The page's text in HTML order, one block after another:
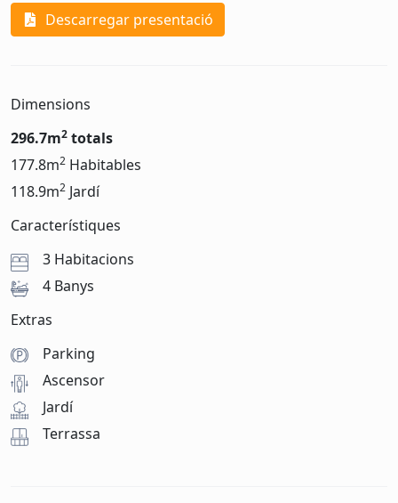
Descarregar presentació
Dimensions
296.7m2 totals
177.8m2 Habitables
118.9m2 Jardí
Característiques
3 Habitacions
4 Banys
Extras
Parking
Ascensor
Jardí
Terrassa